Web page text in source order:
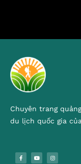
Chuyên trang
du lịch quốc gia